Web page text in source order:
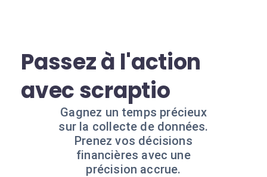
Passez à l'action
avec scraptio
Gagnez un temps précieux
sur la collecte de données.
Prenez vos décisions
financières avec une
précision accrue.